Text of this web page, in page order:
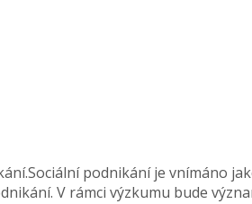
podnikání je vnímáno
V rámci výzkumu bude